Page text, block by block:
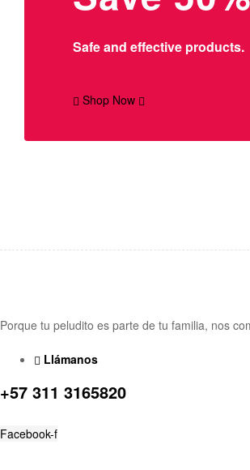
Safe and effective products.
Shop Now
Porque tu peludito es parte de tu familia, nos
Llámanos
+57 311 3165820
Facebook-f